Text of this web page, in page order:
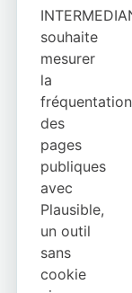
souhaite
mesurer
la
fréquentation
des
pages
publiques
avec
Plausible,
un outil
sans
cookie